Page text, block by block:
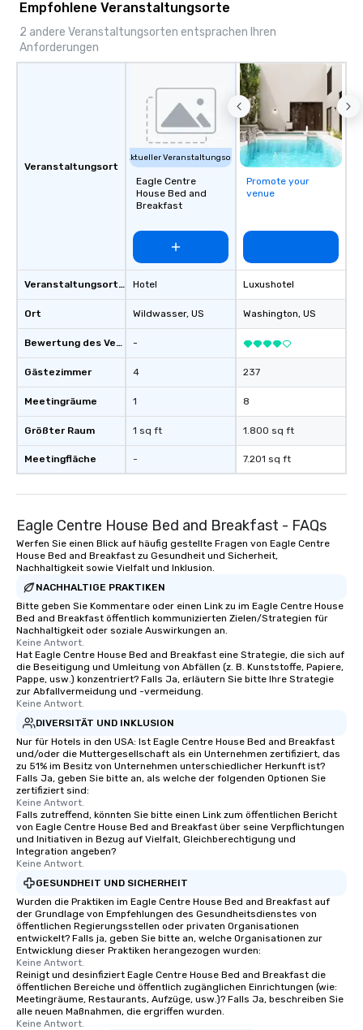
special evening, you and your team
will have the perfect opportunity to
get to know each other better! Your
guide is well-versed in local culture,
Empfohlene Veranstaltungsorte
2 andere Veranstaltungsorten entsprachen Ihren
Anforderungen
Veranstaltungsort
Veranstaltungsortstyp
Ort
Bewertung des Veranstaltungsortes
Gästezimmer
Meetingräume
Größter Raum
Meetingfläche
Aktueller Veranstaltungsort
Eagle Centre
House Bed and
Breakfast
Hotel
Wildwasser, US
-
4
1
1 sq ft
-
Promote your
venue
Luxushotel
Washington, US
237
8
1.800 sq ft
7.201 sq ft
Eagle Centre House Bed and Breakfast - FAQs
Werfen Sie einen Blick auf häufig gestellte Fragen von Eagle Centre
House Bed and Breakfast zu Gesundheit und Sicherheit,
Nachhaltigkeit sowie Vielfalt und Inklusion.
NACHHALTIGE PRAKTIKEN
Bitte geben Sie Kommentare oder einen Link zu im Eagle Centre House
Bed and Breakfast öffentlich kommunizierten Zielen/Strategien für
Nachhaltigkeit oder soziale Auswirkungen an.
Keine Antwort.
Hat Eagle Centre House Bed and Breakfast eine Strategie, die sich auf
die Beseitigung und Umleitung von Abfällen (z. B. Kunststoffe, Papiere,
Pappe, usw.) konzentriert? Falls Ja, erläutern Sie bitte Ihre Strategie
zur Abfallvermeidung und -vermeidung.
Keine Antwort.
DIVERSITÄT UND INKLUSION
Nur für Hotels in den USA: Ist Eagle Centre House Bed and Breakfast
und/oder die Muttergesellschaft als ein Unternehmen zertifiziert, das
zu 51% im Besitz von Unternehmen unterschiedlicher Herkunft ist?
Falls Ja, geben Sie bitte an, als welche der folgenden Optionen Sie
zertifiziert sind:
Keine Antwort.
Falls zutreffend, könnten Sie bitte einen Link zum öffentlichen Bericht
von Eagle Centre House Bed and Breakfast über seine Verpflichtungen
und Initiativen in Bezug auf Vielfalt, Gleichberechtigung und
Integration angeben?
Keine Antwort.
GESUNDHEIT UND SICHERHEIT
Wurden die Praktiken im Eagle Centre House Bed and Breakfast auf
der Grundlage von Empfehlungen des Gesundheitsdienstes von
öffentlichen Regierungsstellen oder privaten Organisationen
entwickelt? Falls ja, geben Sie bitte an, welche Organisationen zur
Entwicklung dieser Praktiken herangezogen wurden:
Keine Antwort.
Reinigt und desinfiziert Eagle Centre House Bed and Breakfast die
öffentlichen Bereiche und öffentlich zugänglichen Einrichtungen (wie:
Meetingräume, Restaurants, Aufzüge, usw.)? Falls Ja, beschreiben Sie
alle neuen Maßnahmen, die ergriffen wurden.
Keine Antwort.